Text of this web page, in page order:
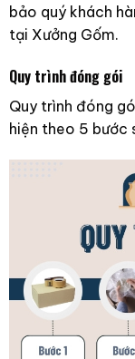
bảo quý khách
tại Xưởng Gốm.
Quy trình đóng gói
Quy trình đóng
hiện theo 5 bước